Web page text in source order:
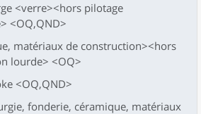
<verre><hors pilotage
<OQ,QND>
matériaux de construction><hors
lourde> <OQ>
<OQ,QND>
fonderie, céramique, matériaux